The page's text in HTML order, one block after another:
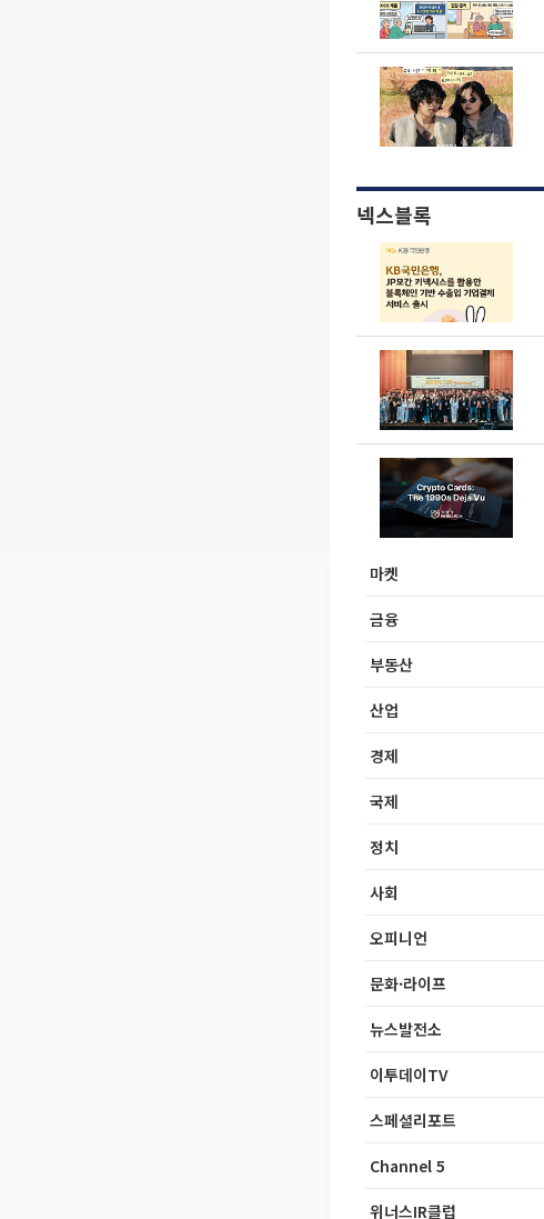
넥스블록
마켓
금융
부동산
산업
경제
국제
정치
사회
오피니언
문화·라이프
뉴스발전소
이투데이TV
스페셜리포트
Channel 5
위너스IR클럽